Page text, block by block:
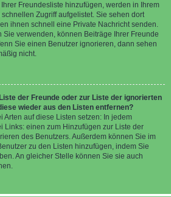
Freundesliste hinzufügen, werden in Ihrem
Zugriff aufgelistet. Sie sehen dort
ihnen schnell eine Private Nachricht senden.
Sie verwenden, können Beiträge Ihrer Freunde
Sie einen Benutzer ignorieren, dann sehen
nicht.
der Freunde oder zur Liste der ignorierten
wieder aus den Listen entfernen?
Arten auf diese Listen setzen: In jedem
Links: einen zum Hinzufügen zur Liste der
des Benutzers. Außerdem können Sie im
zu den Listen hinzufügen, indem Sie
An gleicher Stelle können Sie sie auch